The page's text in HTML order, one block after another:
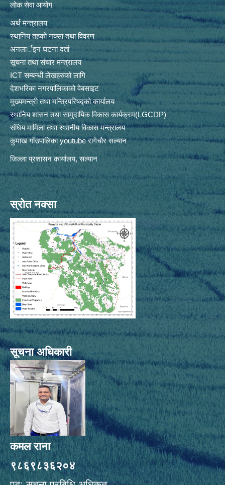
लोक सेवा आयोग
अर्थ मन्त्रालय
स्थानिय तहकाे नक्सा तथा विवरण
अनलार्इन घटना दर्ता
सूचना तथा संचार मन्त्रालय
ICT सम्बन्धी लेखहरुको लागि
देशभरिका नगरपालिकाको वेबसाइट
मुख्यमन्त्री तथा मन्त्रिपरिषद्को कार्यालय
स्थानिय शासन तथा सामुदायिक विकास कार्यक्रम(LGCDP)
संघिय मामिला तथा स्थानीय विकास मन्त्रालय
कुमाख गाँउपालिका youtube रागेचाैर सल्यान
जिल्ला प्रशासन कार्यालय, सल्यान
स्रोत नक्सा
सूचना अधिकारी
कमल राना
९८६९८३६२०४